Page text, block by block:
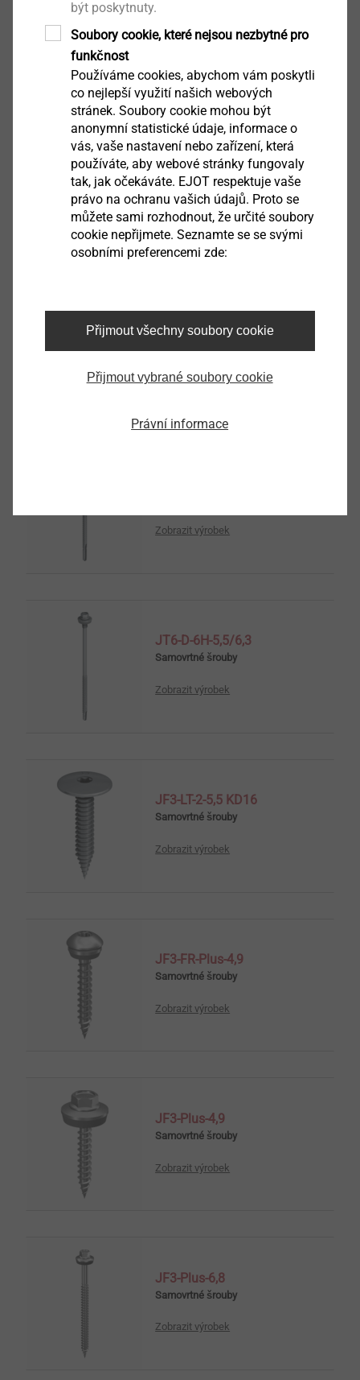
EJOFAST®JF6-2-5,5
Samovrtné šrouby
Zobrazit výrobek
JT2-2-6,5 EJOGUARD
Samovrtné šrouby
Zobrazit výrobek
Zobrazit výrobek
JT6-D-6H-5,5/6,3
Samovrtné šrouby
Zobrazit výrobek
JF3-LT-2-5,5 KD16
Samovrtné šrouby
Zobrazit výrobek
JF3-FR-Plus-4,9
Samovrtné šrouby
Zobrazit výrobek
JF3-Plus-4,9
Samovrtné šrouby
Zobrazit výrobek
JF3-Plus-6,8
Samovrtné šrouby
Zobrazit výrobek
být poskytnuty.
Soubory cookie, které nejsou nezbytné pro
funkčnost
Používáme cookies, abychom vám poskytli
co nejlepší využití našich webových
stránek. Soubory cookie mohou být
anonymní statistické údaje, informace o
vás, vaše nastavení nebo zařízení, která
používáte, aby webové stránky fungovaly
tak, jak očekáváte. EJOT respektuje vaše
právo na ochranu vašich údajů. Proto se
můžete sami rozhodnout, že určité soubory
cookie nepřijmete. Seznamte se se svými
osobními preferencemi zde:
Přijmout všechny soubory cookie
Přijmout vybrané soubory cookie
Právní informace